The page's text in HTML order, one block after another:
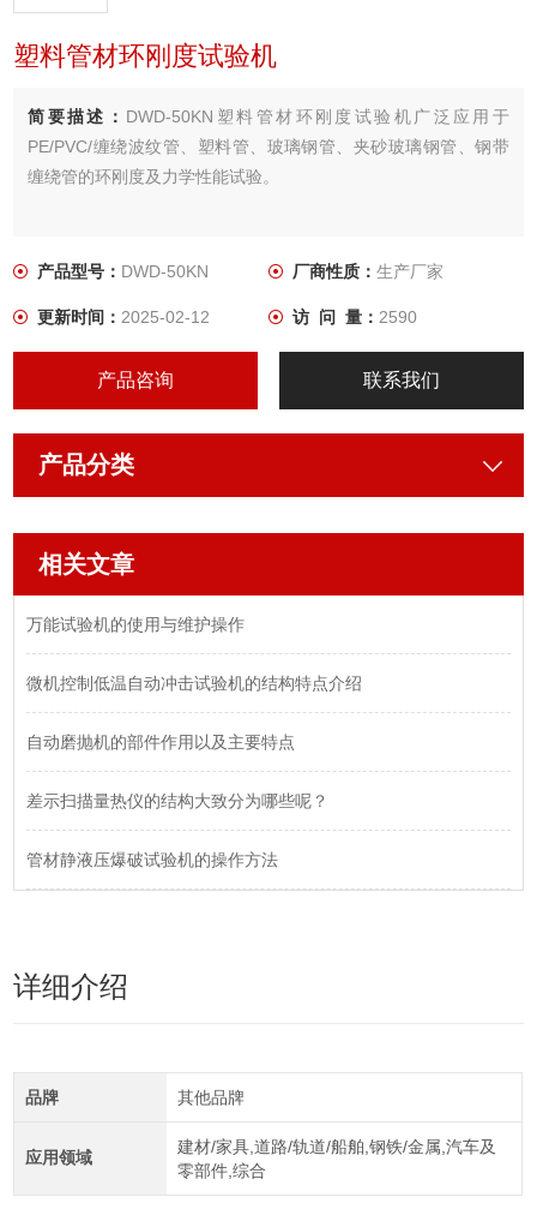
塑料管材环刚度试验机
简要描述： DWD-50KN塑料管材环刚度试验机广泛应用于
PE/PVC/缠绕波纹管、塑料管、玻璃钢管、夹砂玻璃钢管、钢带
缠绕管的环刚度及力学性能试验。
产品型号： DWD-50KN 厂商性质： 生产厂家
更新时间：2025-02-12 访 问 量： 2590
产品咨询 联系我们
产品分类
相关文章
万能试验机的使用与维护操作
微机控制低温自动冲击试验机的结构特点介绍
自动磨抛机的部件作用以及主要特点
差示扫描量热仪的结构大致分为哪些呢？
管材静液压爆破试验机的操作方法
详细介绍
品牌 其他品牌
应用领域
建材/家具,道路/轨道/船舶,钢铁/金属,汽车及
零部件,综合